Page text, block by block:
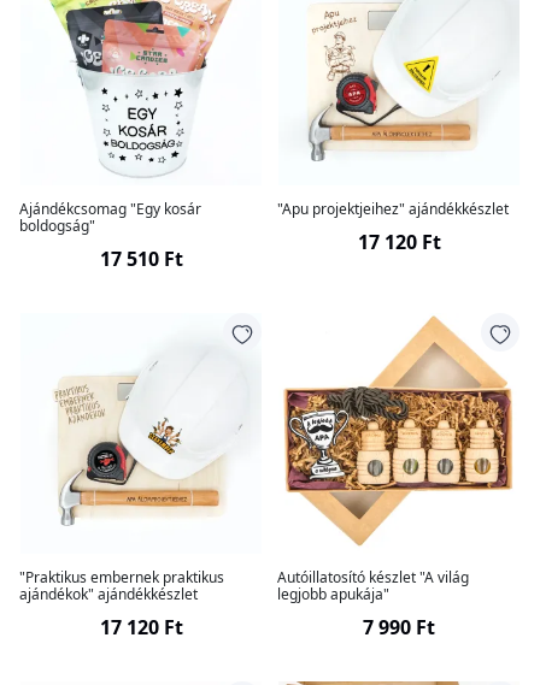
Ajándékcsomag "Egy kosár
boldogság"
17 510 Ft
"Apu projektjeihez" ajándékkészlet
17 120 Ft
"Praktikus embernek praktikus
ajándékok" ajándékkészlet
17 120 Ft
Autóillatosító készlet "A világ
legjobb apukája"
7 990 Ft